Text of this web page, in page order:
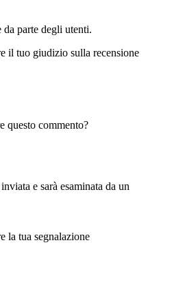
da parte degli utenti.
il tuo giudizio sulla recensione
questo commento?
e sarà esaminata da un
la tua segnalazione